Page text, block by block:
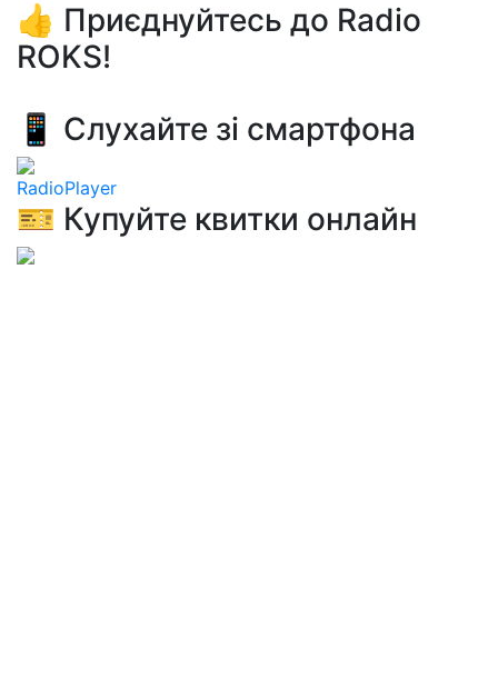
👍 Приєднуйтесь до Radio
ROKS!
📱 Слухайте зі смартфона
RadioPlayer
🎫 Купуйте квитки онлайн